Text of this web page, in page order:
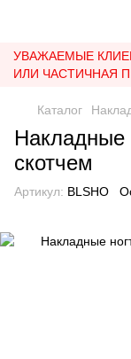
УВАЖАЕМЫЕ
ИЛИ ЧАСТИЧНАЯ
Каталог
Накладные
скотчем
Артикул: BLSHO